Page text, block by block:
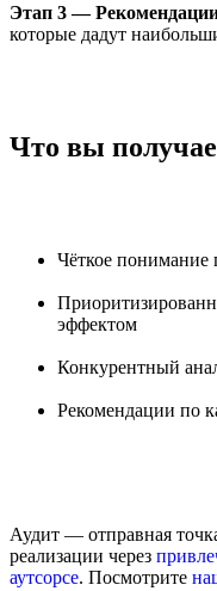
Этап 3 —
которые дадут
Что вы
Чёткое понимание
эффектом
Конкурентный
Рекомендации по
Аудит — отправная
реализации через
аутсорсе. Посмотрите